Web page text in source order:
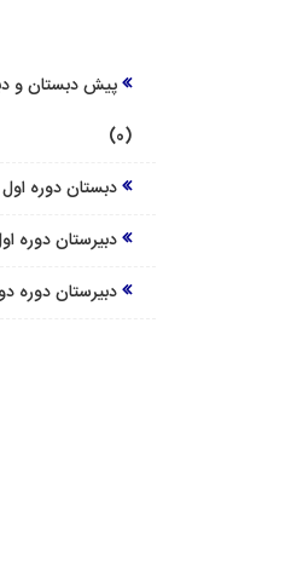
پیش دبستان و
(0)
دبستان دوره اول
دبیرستان دوره
دبیرستان دوره